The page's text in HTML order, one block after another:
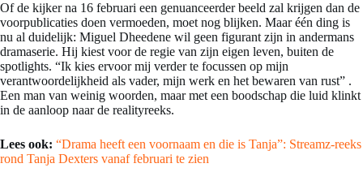
Of de kijker na 16 februari een genuanceerder beeld zal krijgen dan de
voorpublicaties doen vermoeden, moet nog blijken. Maar één ding is
nu al duidelijk: Miguel Dheedene wil geen figurant zijn in andermans
dramaserie. Hij kiest voor de regie van zijn eigen leven, buiten de
spotlights. “Ik kies ervoor mij verder te focussen op mijn
verantwoordelijkheid als vader, mijn werk en het bewaren van rust” .
Een man van weinig woorden, maar met een boodschap die luid klinkt
in de aanloop naar de realityreeks.
Lees ook: “Drama heeft een voornaam en die is Tanja”: Streamz-reeks
rond Tanja Dexters vanaf februari te zien